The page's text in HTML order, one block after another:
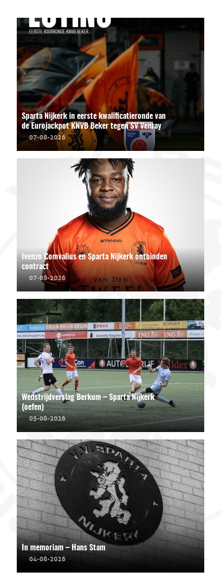
Sparta Nijkerk in eerste kwalificatieronde van
de Eurojackpot KNVB Beker tegen SV Venray
07-08-2026
Ivenzo Comvalius en Sparta Nijkerk ontbinden
contract
07-08-2026
Wedstrijdverslag Berkum – Sparta Nijkerk
(oefen)
05-08-2026
In memoriam – Hans Stam
04-08-2026